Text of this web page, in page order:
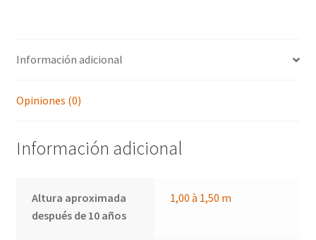
Información adicional
Opiniones (0)
Información adicional
Altura aproximada
después de 10 años
1,00 à 1,50 m